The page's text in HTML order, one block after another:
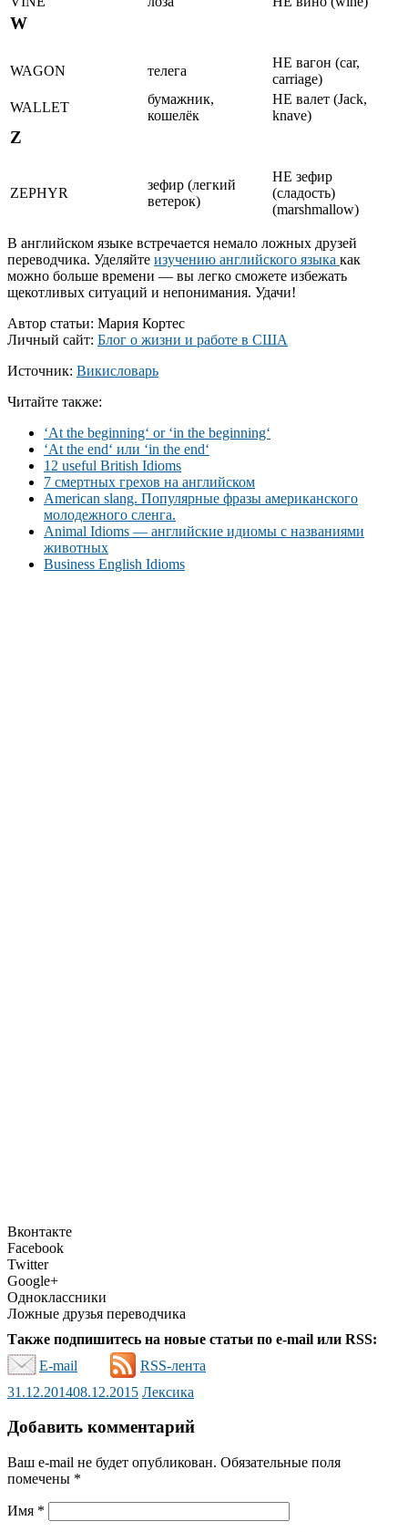
W
WAGON телега
НЕ вагон (car,
carriage)
WALLET
бумажник,
кошелёк
НЕ валет (Jack,
knave)
Z
ZEPHYR
зефир (легкий
ветерок)
НЕ зефир
(сладость)
(marshmallow)
В английском языке встречается немало ложных друзей
переводчика. Уделяйте изучению английского языка как
можно больше времени — вы легко сможете избежать
щекотливых ситуаций и непонимания. Удачи!
Автор статьи: Мария Кортес
Личный сайт: Блог о жизни и работе в США
Источник: Викисловарь
Читайте также:
‘At the beginning‘ or ‘in the beginning‘
‘At the end‘ или ‘in the end‘
12 useful British Idioms
7 смертных грехов на английском
American slang. Популярные фразы американского
молодежного сленга.
Animal Idioms — английские идиомы с названиями
животных
Business English Idioms
Вконтакте
Facebook
Twitter
Google+
Одноклассники
Ложные друзья переводчика
Также подпишитесь на новые статьи по e-mail или RSS:
E-mail
RSS-лента
31.12.201408.12.2015 Лексика
Добавить комментарий
Ваш e-mail не будет опубликован. Обязательные поля
помечены *
Имя *